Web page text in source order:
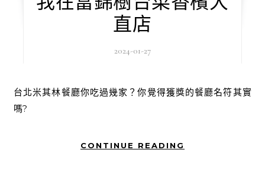
直店
2024-01-27
台北米其林餐廳你吃過幾家？你覺得獲獎的餐廳名符其實
嗎?
CONTINUE READING